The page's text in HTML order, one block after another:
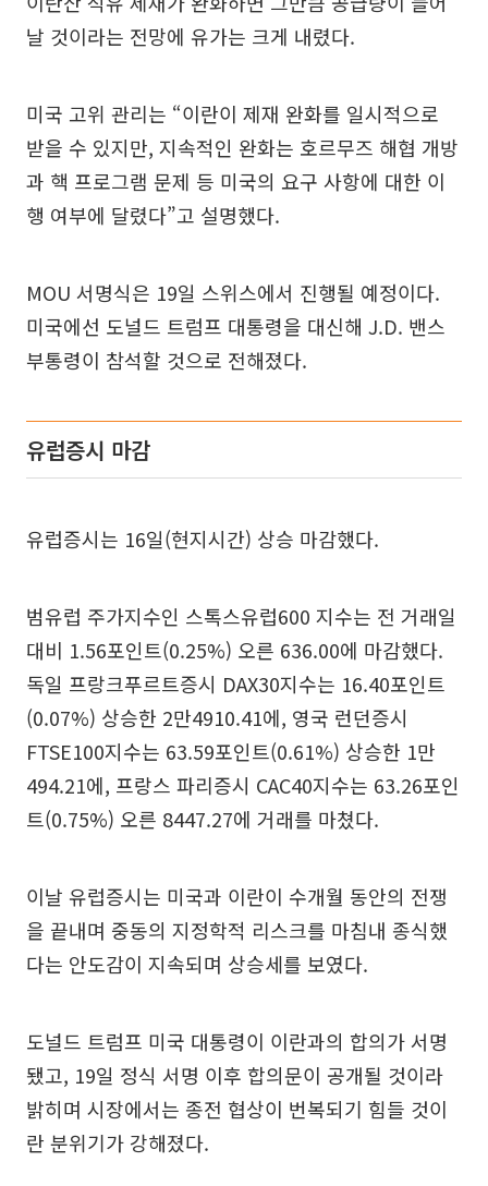
날 것이라는 전망에 유가는 크게 내렸다.
미국 고위 관리는 “이란이 제재 완화를 일시적으로
받을 수 있지만, 지속적인 완화는 호르무즈 해협 개방
과 핵 프로그램 문제 등 미국의 요구 사항에 대한 이
행 여부에 달렸다”고 설명했다.
MOU 서명식은 19일 스위스에서 진행될 예정이다.
미국에선 도널드 트럼프 대통령을 대신해 J.D. 밴스
부통령이 참석할 것으로 전해졌다.
유럽증시 마감
유럽증시는 16일(현지시간) 상승 마감했다.
범유럽 주가지수인 스톡스유럽600 지수는 전 거래일
대비 1.56포인트(0.25%) 오른 636.00에 마감했다.
독일 프랑크푸르트증시 DAX30지수는 16.40포인트
(0.07%) 상승한 2만4910.41에, 영국 런던증시
FTSE100지수는 63.59포인트(0.61%) 상승한 1만
494.21에, 프랑스 파리증시 CAC40지수는 63.26포인
트(0.75%) 오른 8447.27에 거래를 마쳤다.
이날 유럽증시는 미국과 이란이 수개월 동안의 전쟁
을 끝내며 중동의 지정학적 리스크를 마침내 종식했
다는 안도감이 지속되며 상승세를 보였다.
도널드 트럼프 미국 대통령이 이란과의 합의가 서명
됐고, 19일 정식 서명 이후 합의문이 공개될 것이라
밝히며 시장에서는 종전 협상이 번복되기 힘들 것이
란 분위기가 강해졌다.